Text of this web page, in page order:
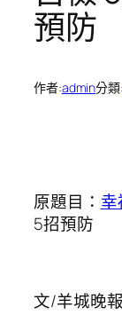
預防
作者:admin分類:
原題目： 幸
5招預防
文/羊城晚